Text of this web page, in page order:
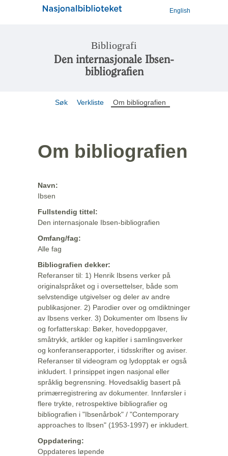
English
Bibliografi
Den internasjonale Ibsen-
bibliografien
Søk Verkliste Om bibliografien
Om bibliografien
Navn:
Ibsen
Fullstendig tittel:
Den internasjonale Ibsen-bibliografien
Omfang/fag:
Alle fag
Bibliografien dekker:
Referanser til: 1) Henrik Ibsens verker på
originalspråket og i oversettelser, både som
selvstendige utgivelser og deler av andre
publikasjoner. 2) Parodier over og omdiktninger
av Ibsens verker. 3) Dokumenter om Ibsens liv
og forfatterskap: Bøker, hovedoppgaver,
småtrykk, artikler og kapitler i samlingsverker
og konferanserapporter, i tidsskrifter og aviser.
Referanser til videogram og lydopptak er også
inkludert. I prinsippet ingen nasjonal eller
språklig begrensning. Hovedsaklig basert på
primærregistrering av dokumenter. Innførsler i
flere trykte, retrospektive bibliografier og
bibliografien i "Ibsenårbok" / "Contemporary
approaches to Ibsen" (1953-1997) er inkludert.
Oppdatering:
Oppdateres løpende